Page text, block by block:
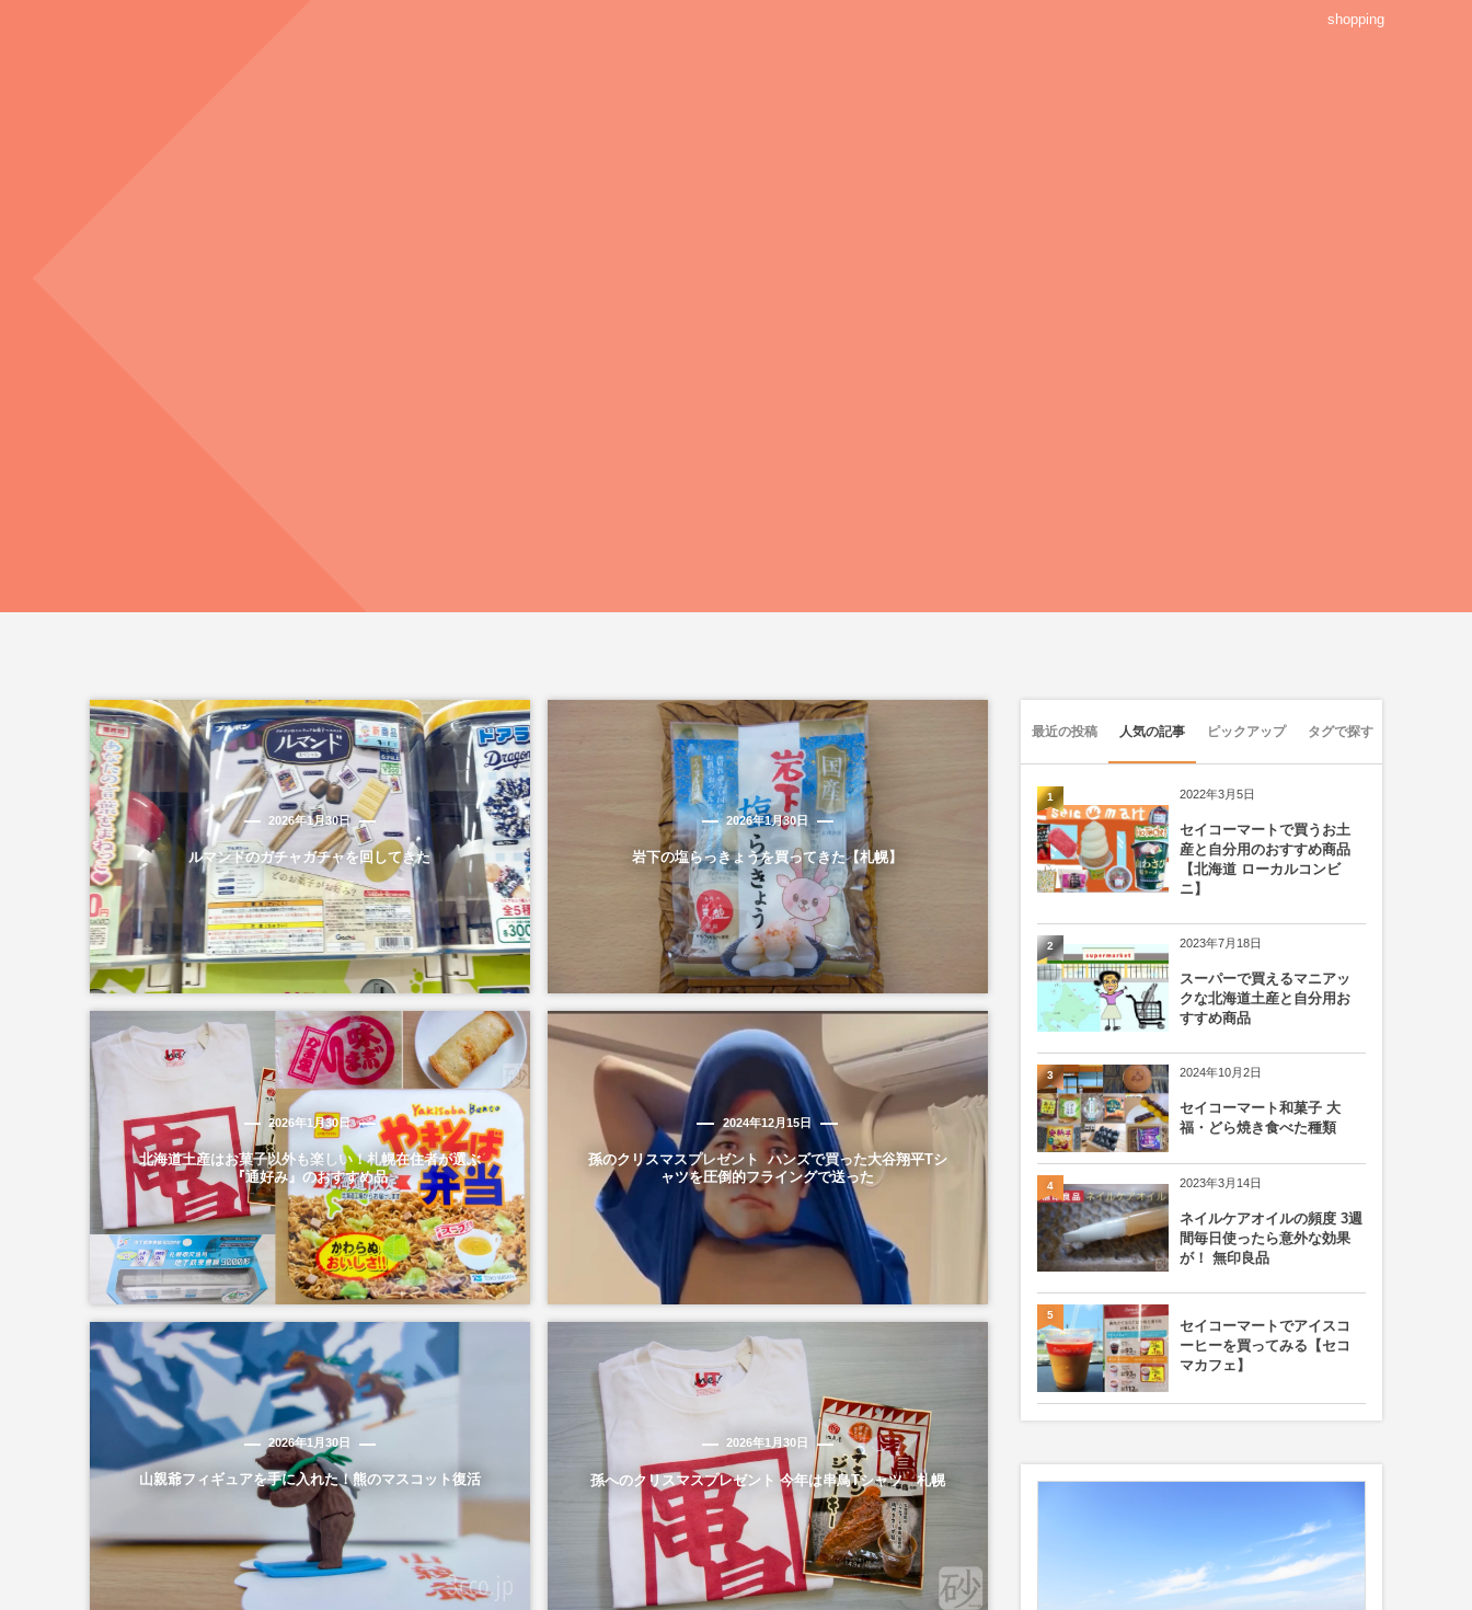
shopping
2026年1月30日
ルマンドのガチャガチャを回してきた
2026年1月30日
岩下の塩らっきょうを買ってきた【札幌】
2026年1月30日
北海道土産はお菓子以外も楽しい！札幌在住者が選ぶ
『通好み』のおすすめ品
2024年12月15日
孫のクリスマスプレゼント ハンズで買った大谷翔平Tシ
ャツを圧倒的フライングで送った
2026年1月30日
山親爺フィギュアを手に入れた！熊のマスコット復活
2026年1月30日
孫へのクリスマスプレゼント 今年は串鳥Tシャツ 札幌
最近の投稿 人気の記事 ピックアップ タグで探す
2022年3月5日
セイコーマートで買うお土
産と自分用のおすすめ商品
【北海道 ローカルコンビ
ニ】
1
2023年7月18日
スーパーで買えるマニアッ
クな北海道土産と自分用お
すすめ商品
2
2024年10月2日
セイコーマート和菓子 大
福・どら焼き食べた種類
3
2023年3月14日
ネイルケアオイルの頻度 3週
間毎日使ったら意外な効果
が！ 無印良品
4
セイコーマートでアイスコ
ーヒーを買ってみる【セコ
マカフェ】
5